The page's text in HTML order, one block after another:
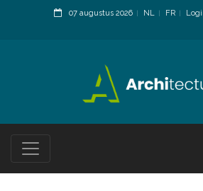
07 augustus 2026 NL FR